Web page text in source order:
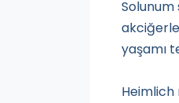
yaşamı
Heimlich